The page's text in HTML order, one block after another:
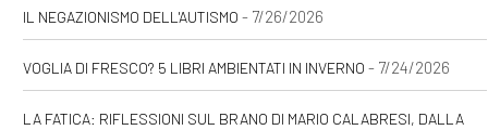
IL NEGAZIONISMO DELL'AUTISMO - 7/26/2026
VOGLIA DI FRESCO? 5 LIBRI AMBIENTATI IN INVERNO - 7/24/2026
LA FATICA: RIFLESSIONI SUL BRANO DI MARIO CALABRESI, DALLA